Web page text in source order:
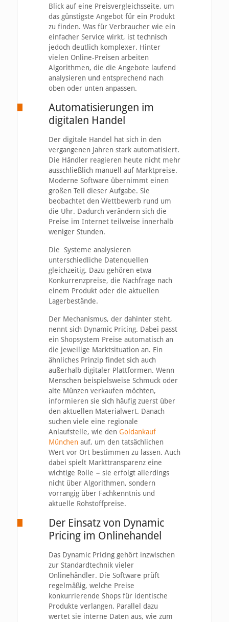
Blick auf eine Preisvergleichsseite, um
das günstigste Angebot für ein Produkt
zu finden. Was für Verbraucher wie ein
einfacher Service wirkt, ist technisch
jedoch deutlich komplexer. Hinter
vielen Online-Preisen arbeiten
Algorithmen, die die Angebote laufend
analysieren und entsprechend nach
oben oder unten anpassen.
Automatisierungen im
digitalen Handel
Der digitale Handel hat sich in den
vergangenen Jahren stark automatisiert.
Die Händler reagieren heute nicht mehr
ausschließlich manuell auf Marktpreise.
Moderne Software übernimmt einen
großen Teil dieser Aufgabe. Sie
beobachtet den Wettbewerb rund um
die Uhr. Dadurch verändern sich die
Preise im Internet teilweise innerhalb
weniger Stunden.
Die Systeme analysieren
unterschiedliche Datenquellen
gleichzeitig. Dazu gehören etwa
Konkurrenzpreise, die Nachfrage nach
einem Produkt oder die aktuellen
Lagerbestände.
Der Mechanismus, der dahinter steht,
nennt sich Dynamic Pricing. Dabei passt
ein Shopsystem Preise automatisch an
die jeweilige Marktsituation an. Ein
ähnliches Prinzip findet sich auch
außerhalb digitaler Plattformen. Wenn
Menschen beispielsweise Schmuck oder
alte Münzen verkaufen möchten,
informieren sie sich häufig zuerst über
den aktuellen Materialwert. Danach
suchen viele eine regionale
Anlaufstelle, wie den Goldankauf
Münchenauf, um den tatsächlichen
Wert vor Ort bestimmen zu lassen. Auch
dabei spielt Markttransparenz eine
wichtige Rolle − sie erfolgt allerdings
nicht über Algorithmen, sondern
vorrangig über Fachkenntnis und
aktuelle Rohstoffpreise.
Der Einsatz von Dynamic
Pricing im Onlinehandel
Das Dynamic Pricing gehört inzwischen
zur Standardtechnik vieler
Onlinehändler. Die Software prüft
regelmäßig, welche Preise
konkurrierende Shops für identische
Produkte verlangen. Parallel dazu
wertet sie interne Daten aus, wie zum